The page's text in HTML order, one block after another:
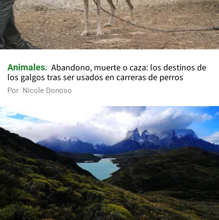
Animales
Abandono, muerte o caza: los destinos de
los galgos tras ser usados en carreras de perros
Por Nicole Donoso